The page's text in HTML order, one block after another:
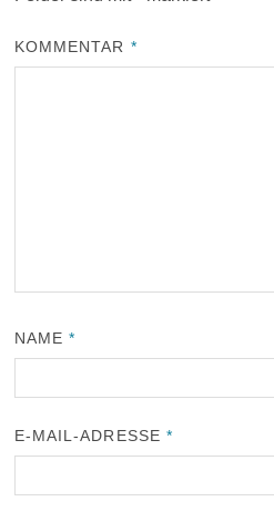
KOMMENTAR *
NAME*
E-MAIL-ADRESSE *